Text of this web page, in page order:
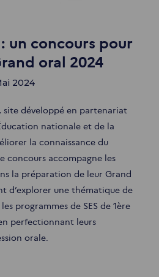
un concours pour
oral 2024
2024
site développé en partenariat
nationale et de la
la connaissance du
concours accompagne les
la préparation de leur Grand
d’explorer une thématique de
programmes de SES de 1ère
perfectionnant leurs
orale.